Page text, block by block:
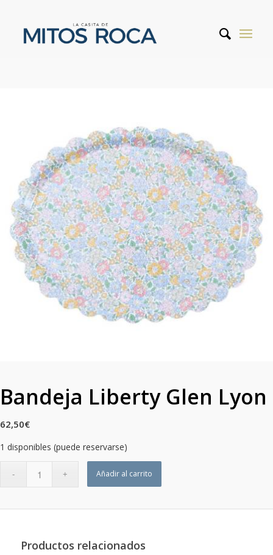
Bandeja Liberty Glen Lyon
62,50€
1 disponibles (puede reservarse)
Añadir al carrito
Productos relacionados